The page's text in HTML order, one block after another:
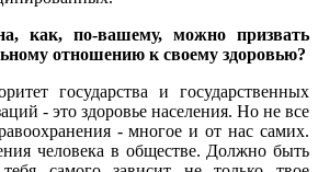
как, по-вашему, можно призвать
отношению к своему здоровью?
государства и государственных
- это здоровье населения. Но не все
- многое и от нас самих.
человека в обществе. Должно быть